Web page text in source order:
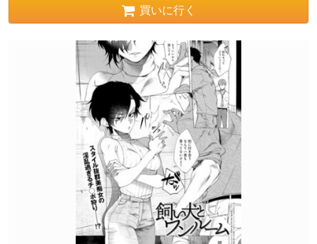
買いに行く